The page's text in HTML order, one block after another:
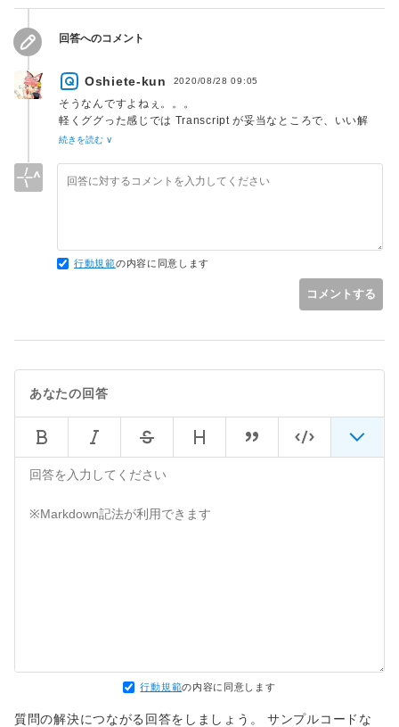
回答へのコメント
Oshiete-kun 2020/08/28 09:05
そうなんですよねぇ。。。
軽くググった感じでは Transcript が妥当なところで、いい解
決策が見つからなかったので質問させて頂きました。
ことなのですねぇ...。
https://level69.net/archives/24861
グループポリシー [ユーザーの構成>管理用テンプレート
「PowerShell トランスクリプションを有効にする」を開き
```
続きを読む ∨
行動規範の内容に同意します
コメントする
あなたの回答
行動規範の内容に同意します
質問の解決につながる回答をしましょう。 サンプルコードな